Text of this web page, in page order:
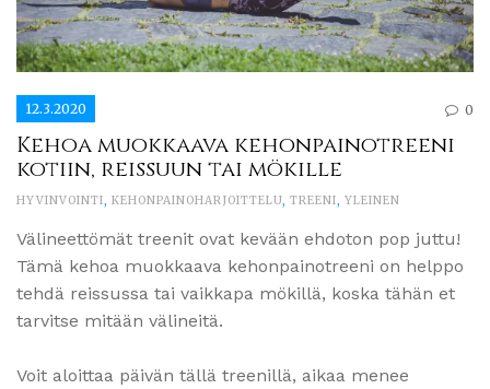
12.3.2020 0
Kehoa muokkaava kehonpainotreeni
kotiin, reissuun tai mökille
HYVINVOINTI KEHONPAINOHARJOITTELU TREENI YLEINEN
Välineettömät treenit ovat kevään ehdoton pop juttu!
Tämä kehoa muokkaava kehonpainotreeni on helppo
tehdä reissussa tai vaikkapa mökillä, koska tähän et
tarvitse mitään välineitä.
Voit aloittaa päivän tällä treenillä, aikaa menee